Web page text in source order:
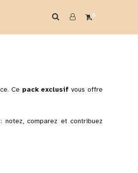
0
Ce pack exclusif vous offre
notez, comparez et contribuez